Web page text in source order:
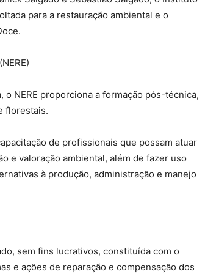
para a restauração ambiental e o
NERE proporciona a formação pós-técnica,
florestais.
de profissionais que possam atuar
e valoração ambiental, além de fazer uso
à produção, administração e manejo
sem fins lucrativos, constituída com o
e ações de reparação e compensação dos